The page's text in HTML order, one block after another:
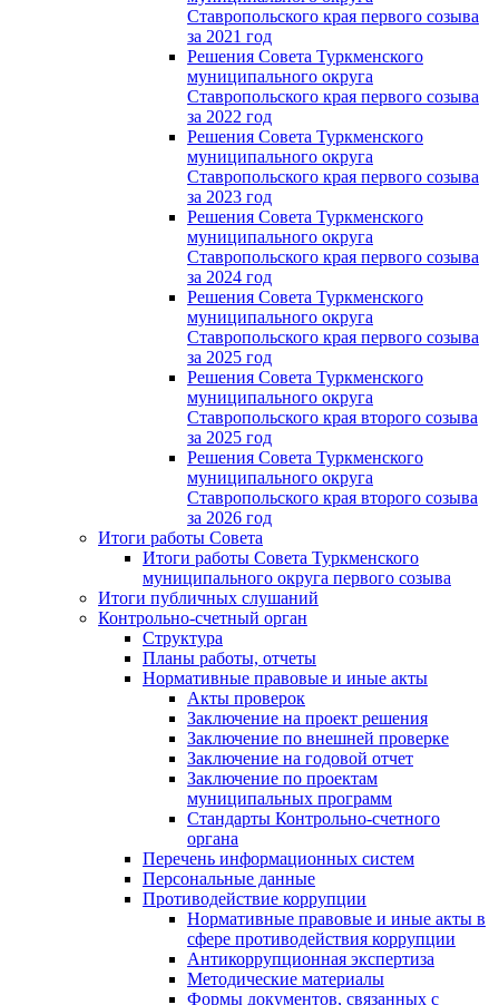
Ставропольского края первого созыва
за 2021 год
Решения Совета Туркменского
муниципального округа
Ставропольского края первого созыва
за 2022 год
Решения Совета Туркменского
муниципального округа
Ставропольского края первого созыва
за 2023 год
Решения Совета Туркменского
муниципального округа
Ставропольского края первого созыва
за 2024 год
Решения Совета Туркменского
муниципального округа
Ставропольского края первого созыва
за 2025 год
Решения Совета Туркменского
муниципального округа
Ставропольского края второго созыва
за 2025 год
Решения Совета Туркменского
муниципального округа
Ставропольского края второго созыва
за 2026 год
Итоги работы Совета
Итоги работы Совета Туркменского
муниципального округа первого созыва
Итоги публичных слушаний
Контрольно-счетный орган
Структура
Планы работы, отчеты
Нормативные правовые и иные акты
Акты проверок
Заключение на проект решения
Заключение по внешней проверке
Заключение на годовой отчет
Заключение по проектам
муниципальных программ
Стандарты Контрольно-счетного
органа
Перечень информационных систем
Персональные данные
Противодействие коррупции
Нормативные правовые и иные акты в
сфере противодействия коррупции
Антикоррупционная экспертиза
Методические материалы
Формы документов, связанных с